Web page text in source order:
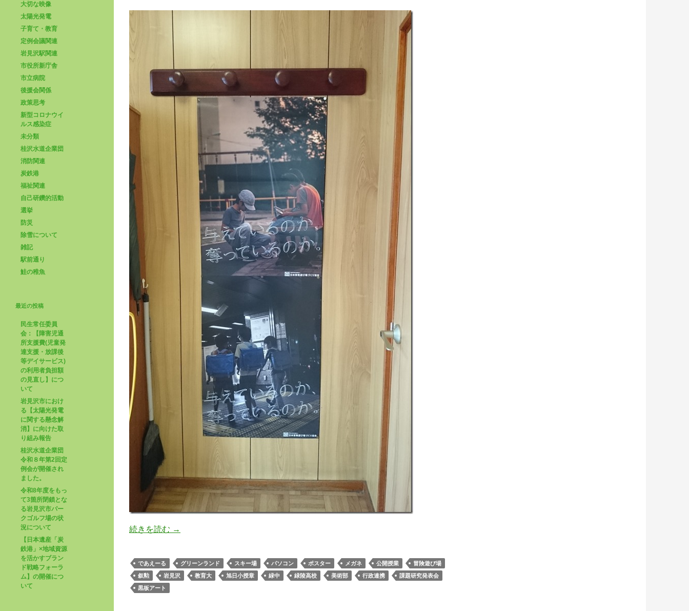
続きを読む →
であえーる グリーンランド スキー場 パソコン ポスター メガネ 公開授業
冒険遊び場
叙勲
岩見沢 教育大 旭日小授章 緑中 緑陵高校 美術部 行政連携
課題研究発表会
黒板アート
大切な映像
太陽光発電
子育て・教育
定例会議関連
岩見沢駅関連
市役所新庁舎
市立病院
後援会関係
政策思考
新型コロナウイ
ルス感染症
未分類
桂沢水道企業団
消防関連
炭鉄港
福祉関連
自己研鑽的活動
選挙
防災
除雪について
雑記
駅前通り
鮭の稚魚
最近の投稿
民生常任委員
会：【障害児通
所支援費(児童発
達支援・放課後
等デイサービス)
の利用者負担額
の見直し】につ
いて
岩見沢市におけ
る【太陽光発電
に関する懸念解
消】に向けた取
り組み報告
桂沢水道企業団
令和８年第2回定
例会が開催され
ました。
令和8年度をもっ
て3箇所閉鎖とな
る岩見沢市パー
クゴルフ場の状
況について
【日本遺産「炭
鉄港」×地域資源
を活かすブラン
ド戦略フォーラ
ム】の開催につ
いて